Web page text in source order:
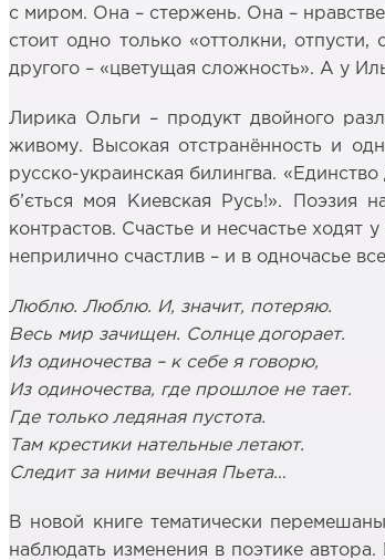
с миром. Она – стержень. Она –
стоит одно только «оттолкни,
другого – «цветущая сложность». А у
Лирика Ольги – продукт двойного
живому. Высокая отстранённость и
русско-украинская билингва.
б’ється моя Киевская Русь!». Поэзия
контрастов. Счастье и несчастье
неприлично счастлив – и в одночасье
Люблю. Люблю. И, значит, потеряю.
Весь мир зачищен. Солнце догорает.
Из одиночества – к себе я говорю,
Из одиночества, где прошлое не тает.
Где только ледяная пустота.
Там крестики нательные летают.
Следит за ними вечная Пьета…
В новой книге тематически
наблюдать изменения в поэтике